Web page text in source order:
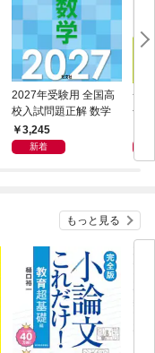
2027年受験用 全国高
校入試問題正解 数学
3,245
新着
一
合
もっと見る